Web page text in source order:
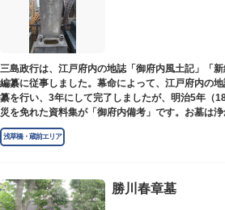
三島政行は、江戸府内の地誌「御府内風土記」「
編纂に従事しました。幕命によって、江戸府内の
纂を行い、3年にして完了しましたが、明治5年（
災を免れた資料集が「御府内備考」です。お墓は
内にあります。
浅草橋・蔵前エリア
勝川春章墓